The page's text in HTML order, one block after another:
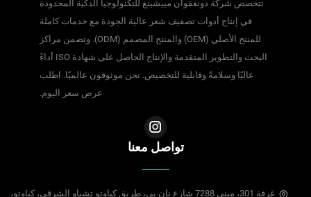
تتخصص شركة دونغقوان مييشينغ للتكنولوجيا الذكية المحدودة
في إنتاج أدوات تصفيف شعر عالية الجودة مع خدمات كاملة
للمنتج الأصلي (OEM) والمنتج المصمم (ODM). وتضمن مراكز
البحث والتطوير المتقدمة والإنتاج الحاصل على شهادة ISO أداءً
عاليًا وسلامةً وقابلية للتخصيص. نحن موثوقون عالميًا. اطلب
عرض سعر اليوم.
تواصل معنا
غرفة 301، مبنى 7288 شارع نان يي، طريق كياوتو تشياو الشرقي، كياوتو،